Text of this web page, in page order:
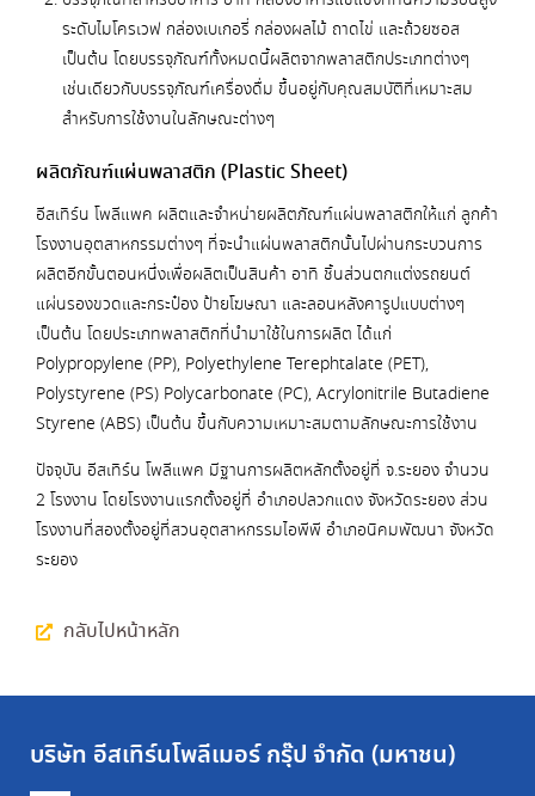
ระดับไมโครเวฟ กล่องเบเกอรี่ กล่องผลไม้ ถาดไข่ และถ้วยซอส
เป็นต้น โดยบรรจุภัณฑ์ทั้งหมดนี้ผลิตจากพลาสติกประเภทต่างๆ
เช่นเดียวกับบรรจุภัณฑ์เครื่องดื่ม ขึ้นอยู่กับคุณสมบัติที่เหมาะสม
สำหรับการใช้งานในลักษณะต่างๆ
ผลิตภัณฑ์แผ่นพลาสติก (Plastic Sheet)
อีสเทิร์น โพลีแพค ผลิตและจำหน่ายผลิตภัณฑ์แผ่นพลาสติกให้แก่ ลูกค้า
โรงงานอุตสาหกรรมต่างๆ ที่จะนำแผ่นพลาสติกนั้นไปผ่านกระบวนการ
ผลิตอีกขั้นตอนหนึ่งเพื่อผลิตเป็นสินค้า อาทิ ชิ้นส่วนตกแต่งรถยนต์
แผ่นรองขวดและกระป๋อง ป้ายโฆษณา และลอนหลังคารูปแบบต่างๆ
เป็นต้น โดยประเภทพลาสติกที่นำมาใช้ในการผลิต ได้แก่
Polypropylene (PP), Polyethylene Terephtalate (PET),
Polystyrene (PS) Polycarbonate (PC), Acrylonitrile Butadiene
Styrene (ABS) เป็นต้น ขึ้นกับความเหมาะสมตามลักษณะการใช้งาน
ปัจจุบัน อีสเทิร์น โพลีแพค มีฐานการผลิตหลักตั้งอยู่ที่ จ.ระยอง จำนวน
2 โรงงาน โดยโรงงานแรกตั้งอยู่ที่ อำเภอปลวกแดง จังหวัดระยอง ส่วน
โรงงานที่สองตั้งอยู่ที่สวนอุตสาหกรรมไอพีพี อำเภอนิคมพัฒนา จังหวัด
ระยอง
กลับไปหน้าหลัก
บริษัท อีสเทิร์นโพลีเมอร์ กรุ๊ป จำกัด (มหาชน)